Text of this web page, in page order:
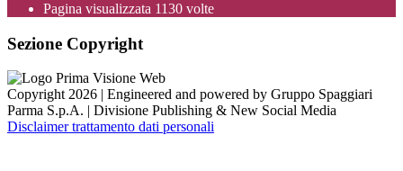
Pagina visualizzata 1130 volte
Sezione Copyright
Copyright 2026 | Engineered and powered by Gruppo Spaggiari
Parma S.p.A. | Divisione Publishing & New Social Media
Disclaimer trattamento dati personali